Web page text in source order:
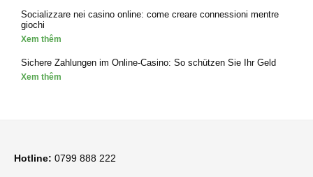
Socializzare nei casino online: come creare connessioni mentre
giochi
Xem thêm
Sichere Zahlungen im Online-Casino: So schützen Sie Ihr Geld
Xem thêm
Hotline: 0799 888 222